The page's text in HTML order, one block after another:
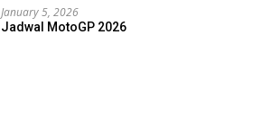
January 5, 2026
Jadwal MotoGP 2026